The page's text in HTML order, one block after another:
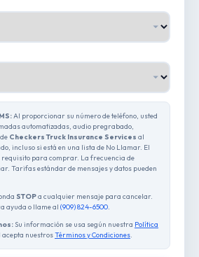
Al proporcionar su número de teléfono, usted
automatizadas, audio pregrabado,
Checkers Truck Insurance Services al
incluso si está en una lista de No Llamar. El
requisito para comprar. La frecuencia de
Tarifas estándar de mensajes y datos pueden
STOPa cualquier mensaje para cancelar.
ayuda o llame al (909) 824-6500.
Su información se usa según nuestra Política
acepta nuestrosTérminos y Condiciones.